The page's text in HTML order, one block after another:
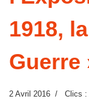
1918,
Guerre
2 Avril 2016 Clics :